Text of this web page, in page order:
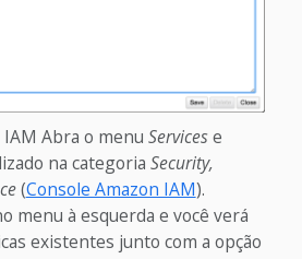
Abra o menu Servicese
na categoria Security,
(Console Amazon IAM).
menu à esquerda e você verá
existentes junto com a opção